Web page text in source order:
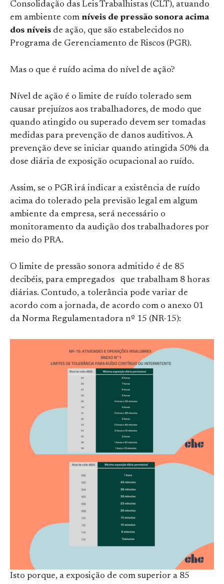
Consolidação das Leis Trabalhistas (CLT), atuando
em ambiente com níveis de pressão sonora acima
dos níveis de ação, que são estabelecidos no
Programa de Gerenciamento de Riscos (PGR).
Mas o que é ruído acima do nível de ação?
Nível de ação é o limite de ruído tolerado sem
causar prejuízos aos trabalhadores, de modo que
quando atingido ou superado devem ser tomadas
medidas para prevenção de danos auditivos. A
prevenção deve se iniciar quando atingida 50% da
dose diária de exposição ocupacional ao ruído.
Assim, se o PGR irá indicar a existência de ruído
acima do tolerado pela previsão legal em algum
ambiente da empresa, será necessário o
monitoramento da audição dos trabalhadores por
meio do PRA.
O limite de pressão sonora admitido é de 85
decibéis, para empregados que trabalham 8 horas
diárias. Contudo, a tolerância pode variar de
acordo com a jornada, de acordo com o anexo 01
da Norma Regulamentadora nº 15 (NR-15):
Isto porque, a exposição de com superior a 85